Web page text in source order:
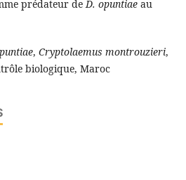
prédateur deD. opuntiaeau
, Cryptolaemus montrouzieri,
biologique, Maroc